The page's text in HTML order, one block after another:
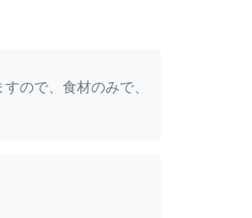
ので、食材のみで、